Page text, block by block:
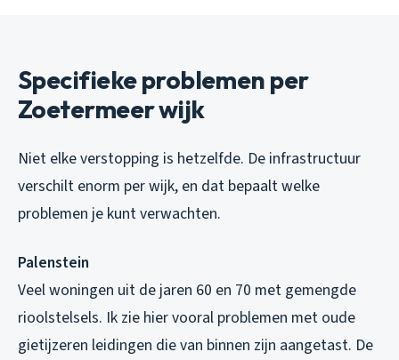
Specifieke problemen per
Zoetermeer wijk
Niet elke verstopping is hetzelfde. De infrastructuur
verschilt enorm per wijk, en dat bepaalt welke
problemen je kunt verwachten.
Palenstein
Veel woningen uit de jaren 60 en 70 met gemengde
rioolstelsels. Ik zie hier vooral problemen met oude
gietijzeren leidingen die van binnen zijn aangetast. De